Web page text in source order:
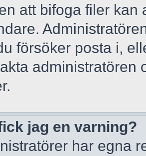
att bifoga filer
försöker posta i,
administratören
jag en varning?
har egna